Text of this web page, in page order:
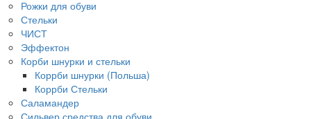
Рожки для обуви
Стельки
ЧИСТ
Эффектон
Корби шнурки и стельки
Коррби шнурки (Польша)
Коррби Стельки
Саламандер
Сильвер средства для обуви